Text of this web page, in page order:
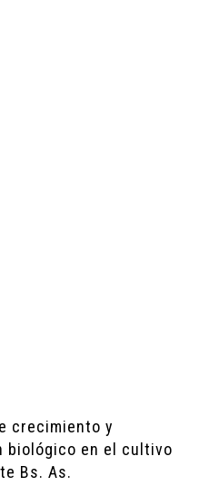
crecimiento y
biológico en el cultivo
Bs. As.